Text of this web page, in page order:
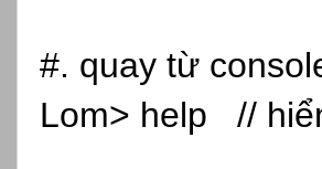
#. quay từ
Lom> help //